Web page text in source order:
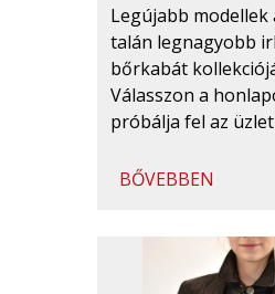
Legújabb modellek
talán legnagyobb
bőrkabát
Válasszon a
próbálja fel az
BŐVEBBEN